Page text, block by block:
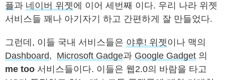
플과 네이버 위젯에 이어 세번째 이다. 우리 나라 위젯
서비스들 꽤나 아기자기 하고 간편하게 잘 만들었다.
그런데, 이들 국내 서비스들은 야후! 위젯이나 맥의
Dashboard, Microsoft Gadge과 Google Gadget 의
me too 서비스들이다. 이들은 웹2.0의 바람을 타고